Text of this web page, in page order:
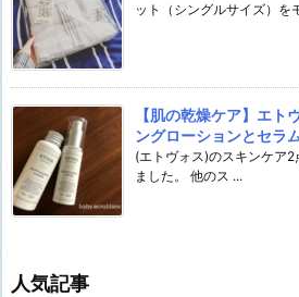
ット（シングルサイズ）を
【肌の乾燥ケア】エト
ングローションとセラ
(エトヴォス)のスキンケア
ました。 他のス ...
人気記事